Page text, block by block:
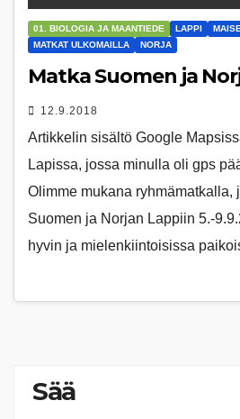
01. BIOLOGIA JA MAANTIEDE LAPPI
MATKAT ULKOMAILLA
NORJA
Matka Suomen ja
12.9.2018
Artikkelin sisältö Google
Lapissa, jossa minulla oli gps
Olimme mukana ryhmämatkalla,
Suomen ja Norjan Lappiin 5.-
hyvin ja mielenkiintoisissa
Sää